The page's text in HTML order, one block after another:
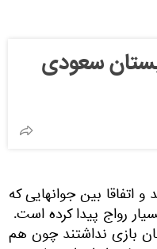
سعودی
و اتفاقا بین جوانهایی که
رواج پیدا کرده است.
بازی نداشتند چون هم